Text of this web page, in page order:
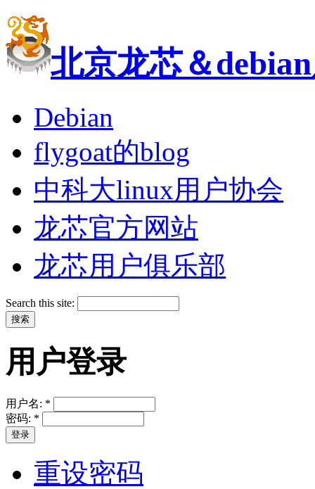
北京龙芯＆
Debian
flygoat的blog
中科大linux用户协会
龙芯官方网站
龙芯用户俱乐部
Search this site:
用户登录
用户名: *
密码: *
重设密码